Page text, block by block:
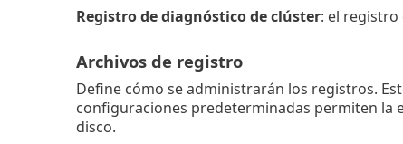
Registro de diagnóstico de clúster: el registro
Archivos de registro
Define cómo se administrarán los registros.
configuraciones predeterminadas permiten la
disco.